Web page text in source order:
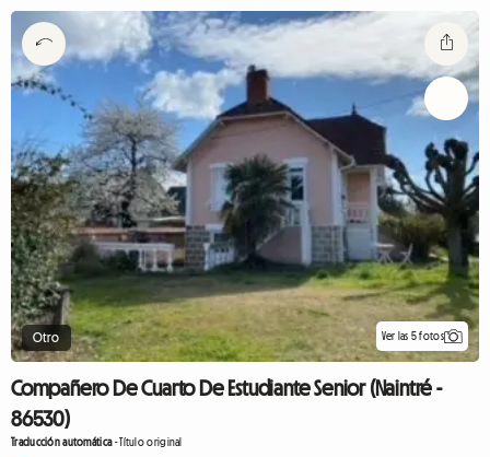
Otro Ver las 5 fotos
Compañero De Cuarto De Estudiante Senior (Naintré -
86530)
Traducción automática-Título original